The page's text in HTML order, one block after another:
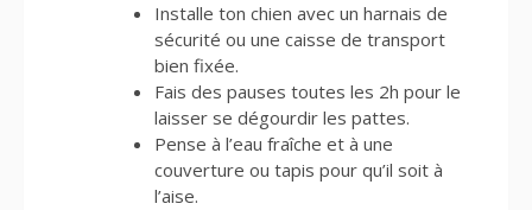
Installe ton chien avec un harnais de
sécurité ou une caisse de transport
bien fixée.
Fais des pauses toutes les 2h pour le
laisser se dégourdir les pattes.
Pense à l’eau fraîche et à une
couverture ou tapis pour qu’il soit à
l’aise.